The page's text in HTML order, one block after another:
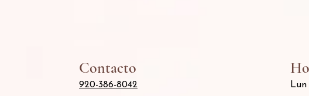
Contacto
920-386-8042